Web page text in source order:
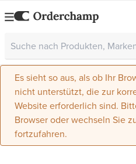
Es sieht so aus, als ob Ihr
nicht unterstützt, die zur
Website erforderlich sind.
Browser oder wechseln Sie
fortzufahren.